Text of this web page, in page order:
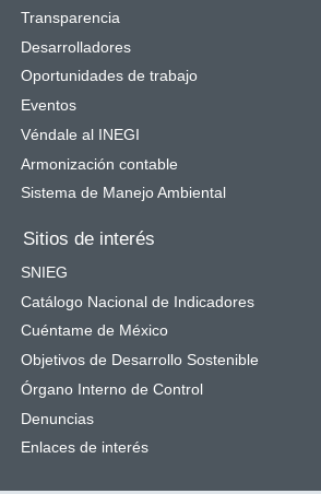
Transparencia
Desarrolladores
Oportunidades de trabajo
Eventos
Véndale al INEGI
Armonización contable
Sistema de Manejo Ambiental
Sitios de interés
SNIEG
Catálogo Nacional de Indicadores
Cuéntame de México
Objetivos de Desarrollo Sostenible
Órgano Interno de Control
Denuncias
Enlaces de interés